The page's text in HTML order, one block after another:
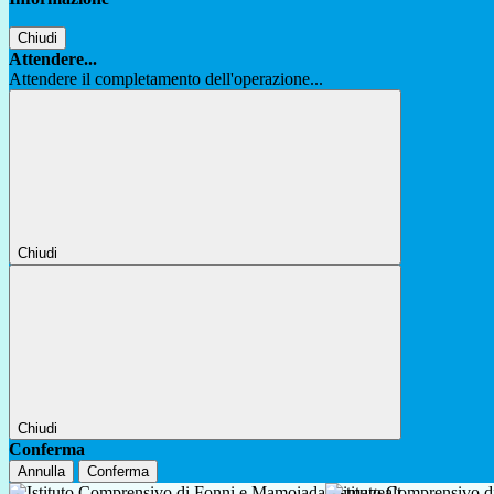
Chiudi
Attendere...
Attendere il completamento dell'operazione...
Chiudi
Chiudi
Conferma
Annulla Conferma